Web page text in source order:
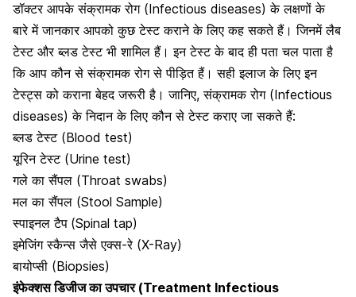
डॉक्टर आपके संक्रामक रोग (Infectious diseases) के लक्षणों के
बारे में जानकार आपको कुछ टेस्ट कराने के लिए कह सकते हैं। जिनमें लैब
टेस्ट औरब्लड टेस्टभी शामिल हैं। इन टेस्ट के बाद ही पता चल पाता है
कि आप कौन से संक्रामक रोग से पीड़ित हैं। सही इलाज के लिए इन
टेस्ट्स को कराना बेहद जरूरी है। जानिए, संक्रामक रोग (Infectious
diseases) के निदान के लिए कौन से टेस्ट कराए जा सकते हैं:
ब्लड टेस्ट (Blood test)
यूरिन टेस्ट (Urine test)
गले का सैंपल (Throat swabs)
मल का सैंपल (Stool Sample)
स्पाइनल टैप (Spinal tap)
इमेजिंग स्कैन्स जैसे एक्स-रे (X-Ray)
बायोप्सी (Biopsies)
इंफेक्शस डिजीज का उपचार (Treatment Infectious